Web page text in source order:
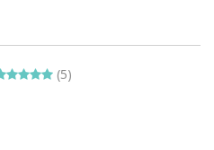
(5)